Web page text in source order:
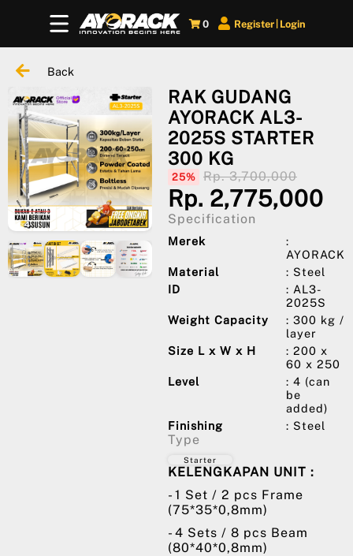
0 Register Login
Back
RAK GUDANG
AYORACK AL3-
2025S STARTER
300 KG
25% Rp. 3,700,000
Rp. 2,775,000
Specification
Merek
:
AYORACK
Material
: Steel
ID
: AL3-
2025S
Weight Capacity
: 300 kg /
layer
Size L x W x H
: 200 x
60 x 250
Level
: 4 (can
be
added)
Finishing
: Steel
Type
Starter
KELENGKAPAN UNIT :
- 1 Set / 2 pcs Frame
(75*35*0,8mm)
- 4 Sets / 8 pcs Beam
(80*40*0,8mm)